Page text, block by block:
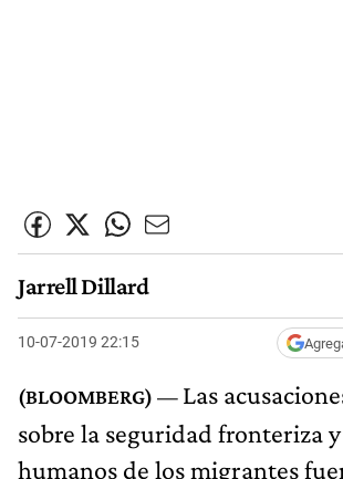
Jarrell Dillard
10-07-2019 22:15
Las
sobre la seguridad fronteriza
humanos de los migrantes